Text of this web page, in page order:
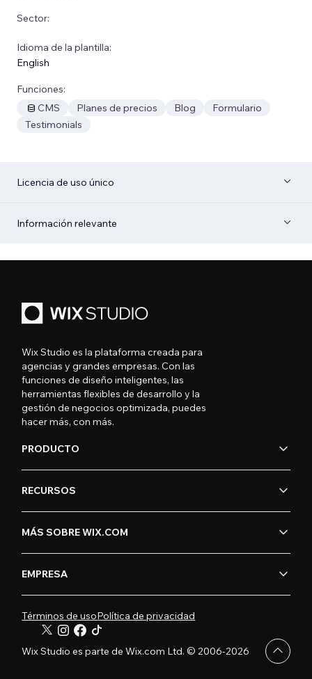
Sector:
Idioma de la plantilla:
English
Funciones:
CMS
Planes de precios Blog
Formulario
Testimonials
Licencia de uso único
Información relevante
Wix Studio es la plataforma creada para
agencias y grandes empresas. Con las
funciones de diseño inteligentes, las
herramientas flexibles de desarrollo y la
gestión de negocios optimizada, puedes
hacer más, con más.
PRODUCTO
RECURSOS
MÁS SOBRE WIX.COM
EMPRESA
Términos de usoPolítica de privacidad
Wix Studio es parte de Wix.com Ltd. © 2006-2026